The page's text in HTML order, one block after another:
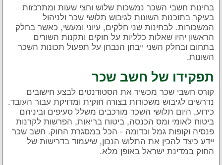
בחינות חשבי השכר נמשכות שלוש וחצי שעות ומתרכזות
בעיקר בתוכנות השונות לגיבוש תלושי שכר ולניהול
המשכורות. לבחינות שני חלקים, עיוני ומעשי, כאשר בחלק
הראשון יהיו שאלות כלליות על חוקים ותקנות השורים
בתחום ובחלק השני ייבחן הנבחן על תפעול תכונות השכר
השונות.
תפקידו של חשב שכר
קורס חשבי שכר מכשיר את הסטודנטים לבצע חישובים
נדרשים לגיבוש משכורות בצורה חוקית ומדויקת עבור העובד.
כידוע, היום תלושי השכר מורכבים משלל סעיפים וביניהם
ביטוח לאומי ומס הכנסה, ביטוח בריאות, הפרשות לקרנות
פנסיה וקופות גמל וכדומה - הכל במסגרת החוק. חשב שכר
יידע כיצד להכין את התלוש הנכון, שיעמוד בדרישות של
החוק במדינת ישראל באופן מלא.